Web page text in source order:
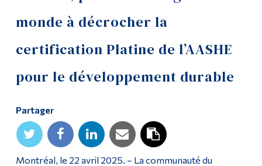
monde à décrocher la
certification Platine de l’AASHE
pour le développement durable
Partager
Montréal, le 22 avril 2025. – La communauté du
La vie à Dawson
Qui vous êtes
personnel administratif
Diplômé·es et visiteur·euses